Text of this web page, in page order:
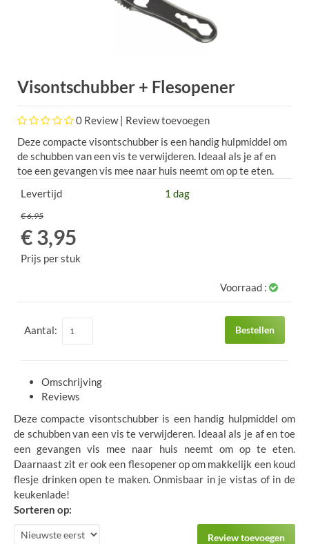
Visontschubber + Flesopener
0 Review | Review toevoegen
Deze compacte visontschubber is een handig hulpmiddel om
de schubben van een vis te verwijderen. Ideaal als je af en
toe een gevangen vis mee naar huis neemt om op te eten.
Levertijd
1 dag
€ 6,95
€ 3,95
Prijs per stuk
Voorraad :
Aantal: Bestellen
Omschrijving
Reviews
Deze compacte visontschubber is een handig hulpmiddel om
de schubben van een vis te verwijderen. Ideaal als je af en toe
een gevangen vis mee naar huis neemt om op te eten.
Daarnaast zit er ook een flesopener op om makkelijk een koud
flesje drinken open te maken. Onmisbaar in je vistas of in de
keukenlade!
Sorteren op:
Review toevoegen